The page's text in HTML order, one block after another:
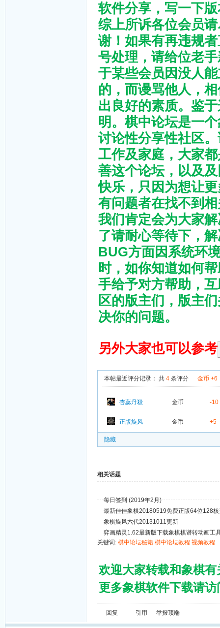
软件分享，写一下
综上所诉各位会员
谢！如果有再违规
号处理，请给位老
于某些会员因没人
的，而谩骂他人，
出良好的素质。鉴
明。棋中论坛是一
讨论性分享性社区
工作及家庭，大家
善这个论坛，以及
快乐，只因为想让
有问题者在找不到
我们肯定会为大家
了请耐心等待下，
BUG方面因系统环
时，如你知道如何
手给予对方帮助，
区的版主们，版主
决你的问题。
另外大家也可以参考
本帖最近评分记录： 共 4 条评分 金币 +6
杏蕊丹殺 金币 -10
正版旋风 金币 +5
隐藏
相关话题
每日签到 (2019年2月)
最新佳佳象棋20180519免费正版64位128
象棋旋风六代20131011更新
弈画精灵1.62最新版下载象棋棋谱转动画工
关键词: 棋中论坛秘籍 棋中论坛教程 视频教程
欢迎大家转载和象棋
更多象棋软件下载请
回复 引用 举报顶端